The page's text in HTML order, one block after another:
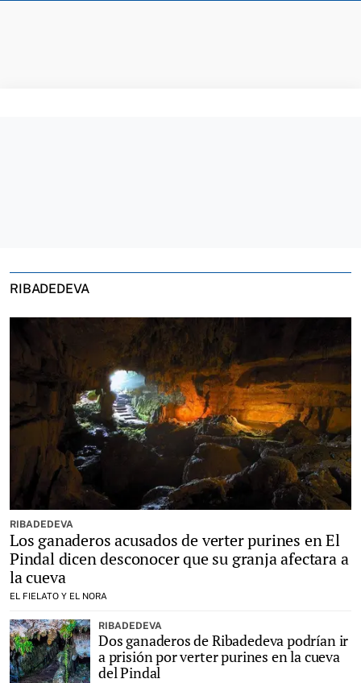
RIBADEDEVA
RIBADEDEVA
Los ganaderos acusados de verter purines en El
Pindal dicen desconocer que su granja afectara a
la cueva
EL FIELATO Y EL NORA
RIBADEDEVA
Dos ganaderos de Ribadedeva podrían ir
a prisión por verter purines en la cueva
del Pindal